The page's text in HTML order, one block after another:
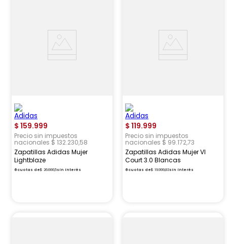
$ 159.999
Precio sin impuestos
nacionales $ 132.230,58
Zapatillas Adidas Mujer
Lightblaze
6 cuotas de$ 26.666,5sin interés
$ 119.999
Precio sin impuestos
nacionales $ 99.172,73
Zapatillas Adidas Mujer Vl
Court 3.0 Blancas
6 cuotas de$ 19.999,83sin interés